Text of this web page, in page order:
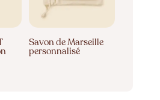
Savon de Marseille
personnalisé